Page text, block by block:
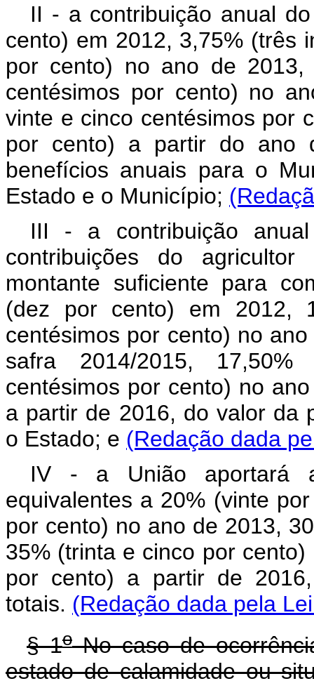
II - a contribuição anual
cento) em 2012, 3,75% (três
por cento) no ano de 2013,
centésimos por cento) no
vinte e cinco centésimos por
por cento) a partir do ano
benefícios anuais para o
Estado e o Município;
III - a contribuição
contribuições do
montante suficiente para
(dez por cento) em 2012,
centésimos por cento) no
safra 2014/2015,
centésimos por cento) no
a partir de 2016, do valor da
o Estado; e (Redação dada
IV - a União aportará
equivalentes a 20% (vinte
por cento) no ano de 2013,
35% (trinta e cinco por
por cento) a partir de
totais. (Redação dada pela
§ 1oNo caso de
estado de calamidade ou